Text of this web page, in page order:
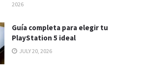
2026
Guía completa para elegir tu
PlayStation 5 ideal
JULY 20, 2026